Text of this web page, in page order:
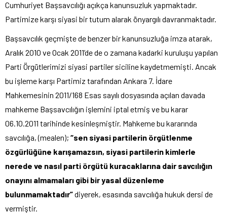
Cumhuriyet Başsavcılığı açıkça kanunsuzluk yapmaktadır.
Partimize karşı siyasi bir tutum alarak önyargılı davranmaktadır.
Başsavcılık geçmişte de benzer bir kanunsuzluğa imza atarak,
Aralık 2010 ve Ocak 2011’de de o zamana kadarki kuruluşu yapılan
Parti Örgütlerimizi siyasi partiler siciline kaydetmemişti. Ancak
bu işleme karşı Partimiz tarafından Ankara 7. İdare
Mahkemesinin 2011/168 Esas sayılı dosyasında açılan davada
mahkeme Başsavcılığın işlemini iptal etmiş ve bu karar
06.10.2011 tarihinde kesinleşmiştir. Mahkeme bu kararında
savcılığa, (mealen); “sen siyasi partilerin örgütlenme
özgürlüğüne karışamazsın, siyasi partilerin kimlerle
nerede ve nasıl parti örgütü kuracaklarına dair savcılığın
onayını almamaları gibi bir yasal düzenleme
bulunmamaktadır”diyerek, esasında savcılığa hukuk dersi de
vermiştir.